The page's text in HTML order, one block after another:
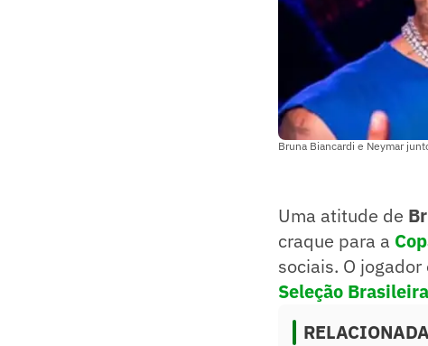
Bruna Biancardi e Neymar
Uma atitude de
craque para a
sociais. O
Seleção Brasileira